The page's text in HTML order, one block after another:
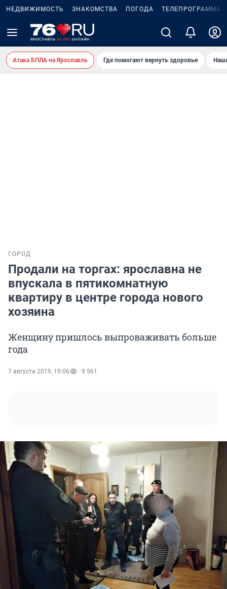
НЕДВИЖИМОСТЬ ЗНАКОМСТВА ПОГОДА ТЕЛЕПРОГРАММА
Атака БПЛА на Ярославль Где помогают вернуть здоровье
ГОРОД
Продали на торгах: ярославна не
впускала в пятикомнатную
квартиру в центре города нового
хозяина
Женщину пришлось выпроваживать больше
года
7 августа 2019, 19:06 9 561